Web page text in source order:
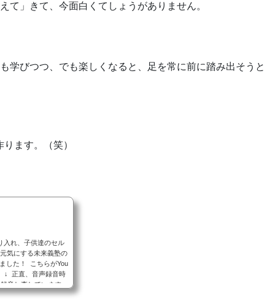
て」きて、今面白くてしょうがありません。
学びつつ、でも楽しくなると、足を常に前に踏み出そうと
ます。（笑）
入れ、子供達のセル
気にする未来義塾の
した！ こちらがYou
↓ 正直、音声録音時
音し直しています。
！ (*mm）キャっ